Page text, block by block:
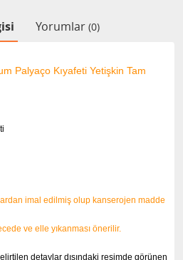
Yorumlar (0)
Palyaço Kıyafeti Yetişkin Tam
imal edilmiş olup kanserojen madde
ve elle yıkanması önerilir.
detaylar dışındaki resimde görünen